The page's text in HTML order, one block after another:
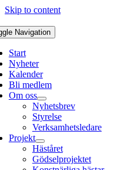
Skip to content
Navigation
Start
Nyheter
Kalender
Bli medlem
Om oss
Nyhetsbrev
Styrelse
Verksamhetsledare
Projekt
Häståret
Gödselprojektet